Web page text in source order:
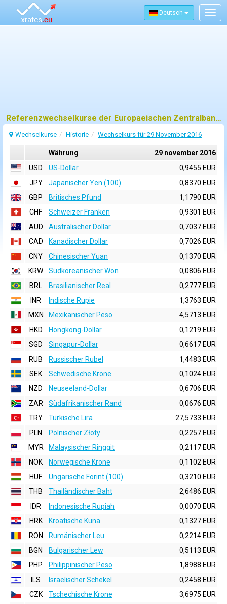
Deutsch
Referenzwechselkurse der Europaeischen Zentralbank (EZB) fuer 29 november 2016
Wechselkurse Historie Wechselkurs für 29 November 2016
Währung
29 november 2016
USD
US-Dollar
0,9455 EUR
JPY
Japanischer Yen (100)
0,8370 EUR
GBP
Britisches Pfund
1,1790 EUR
CHF
Schweizer Franken
0,9301 EUR
AUD
Australischer Dollar
0,7037 EUR
CAD
Kanadischer Dollar
0,7026 EUR
CNY
Chinesischer Yuan
0,1370 EUR
KRW
Südkoreanischer Won
0,0806 EUR
BRL
Brasilianischer Real
0,2777 EUR
INR
Indische Rupie
1,3763 EUR
MXN
Mexikanischer Peso
4,5713 EUR
HKD
Hongkong-Dollar
0,1219 EUR
SGD
Singapur-Dollar
0,6617 EUR
RUB
Russischer Rubel
1,4483 EUR
SEK
Schwedische Krone
0,1024 EUR
NZD
Neuseeland-Dollar
0,6706 EUR
ZAR
Südafrikanischer Rand
0,0676 EUR
TRY
Türkische Lira
27,5733 EUR
PLN
Polnischer Złoty
0,2257 EUR
MYR
Malaysischer Ringgit
0,2117 EUR
NOK
Norwegische Krone
0,1102 EUR
HUF
Ungarische Forint (100)
0,3210 EUR
THB
Thailändischer Baht
2,6486 EUR
IDR
Indonesische Rupiah
0,0070 EUR
HRK
Kroatische Kuna
0,1327 EUR
RON
Rumänischer Leu
0,2214 EUR
BGN
Bulgarischer Lew
0,5113 EUR
PHP
Philippinischer Peso
1,8988 EUR
ILS
Israelischer Schekel
0,2458 EUR
CZK
Tschechische Krone
3,6975 EUR